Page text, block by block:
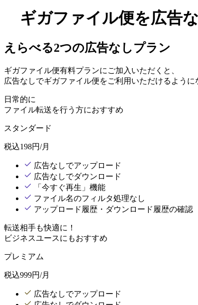
ギガファイル便を広告
えらべる2つの広告なしプラン
ギガファイル便有料プランにご加入いただくと、
広告なしでギガファイル便をご利用いただけるように
日常的に
ファイル転送を行う方におすすめ
スタンダード
税込198円/月
広告なしでアップロード
広告なしでダウンロード
「今すぐ再生」機能
ファイル名のフィルタ処理なし
アップロード履歴・ダウンロード履歴の確認
転送相手も快適に！
ビジネスユースにもおすすめ
プレミアム
税込999円/月
広告なしでアップロード